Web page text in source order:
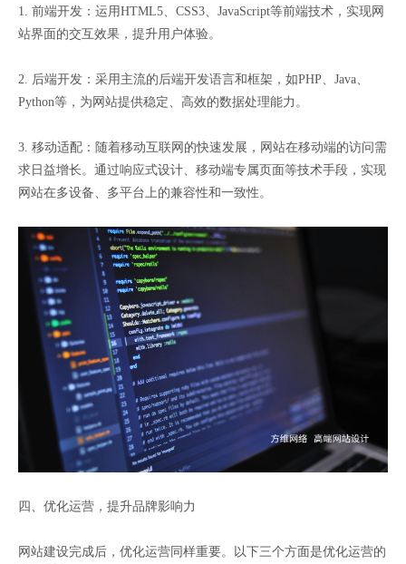
1. 前端开发：运用HTML5、CSS3、JavaScript等前端技术，实现网
站界面的交互效果，提升用户体验。
2. 后端开发：采用主流的后端开发语言和框架，如PHP、Java、
Python等，为网站提供稳定、高效的数据处理能力。
3. 移动适配：随着移动互联网的快速发展，网站在移动端的访问需
求日益增长。通过响应式设计、移动端专属页面等技术手段，实现
网站在多设备、多平台上的兼容性和一致性。
四、优化运营，提升品牌影响力
网站建设完成后，优化运营同样重要。以下三个方面是优化运营的